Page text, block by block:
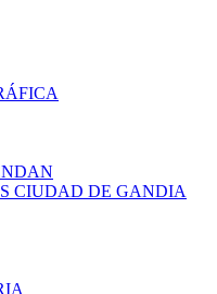
CIUDAD DE GANDIA